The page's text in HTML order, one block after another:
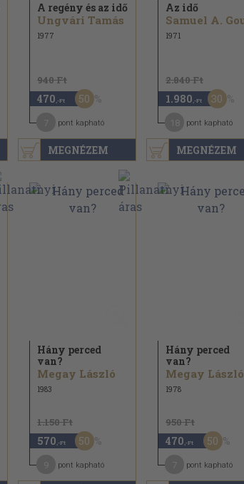
MEGNÉZEM
A regény és az idő
Ungvári Tamás
1977
940 Ft
470 ,-Ft 50
pont kapható
MEGNÉZEM
Az idő
1971
2.840 Ft
1.980 ,-Ft 30
pont kapható
Hány perced
van?
Megay László
1983
1.150 Ft
570 ,-Ft 50
pont kapható
Hány perced
van?
Megay László
1978
950 Ft
470 ,-Ft 50
pont kapható